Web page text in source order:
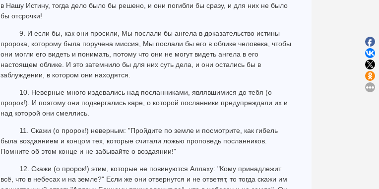
в Нашу Истину, тогда дело было бы решено, и они погибли бы сразу, и для них не было
бы отсрочки!
9. И если бы, как они просили, Мы послали бы ангела в доказательство истины
пророка, которому была поручена миссия, Мы послали бы его в облике человека, чтобы
они могли его видеть и понимать, потому что они не могут видеть ангела в его
настоящем облике. И это затемнило бы для них суть дела, и они остались бы в
заблуждении, в котором они находятся.
10. Неверные много издевались над посланниками, являвшимися до тебя (о
пророк!). И поэтому они подвергались каре, о которой посланники предупреждали их и
над которой они смеялись.
11. Скажи (о пророк!) неверным: "Пройдите по земле и посмотрите, как гибель
была воздаянием и концом тех, которые считали ложью проповедь посланников.
Помните об этом конце и не забывайте о воздаянии!"
12. Скажи (о пророк!) этим, которые не повинуются Аллаху: "Кому принадлежит
всё, что в небесах и на земле?" Если же они отвернутся и не ответят, то тогда скажи им